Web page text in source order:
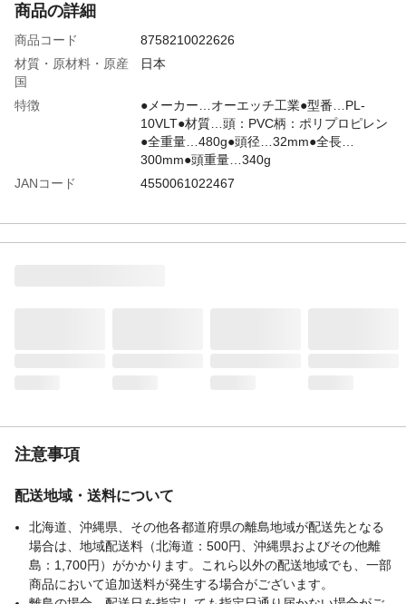
商品の詳細
商品コード
8758210022626
材質・原材料・原産
国
日本
特徴
●メーカー…オーエッチ工業●型番…PL-
10VLT●材質…頭：PVC柄：ポリプロピレン
●全重量…480g●頭径…32mm●全長…
300mm●頭重量…340g
JANコード
4550061022467
注意事項
配送地域・送料について
北海道、沖縄県、その他各都道府県の離島地域が配送先となる
場合は、地域配送料（北海道：500円、沖縄県およびその他離
島：1,700円）がかかります。これら以外の配送地域でも、一部
商品において追加送料が発生する場合がございます。